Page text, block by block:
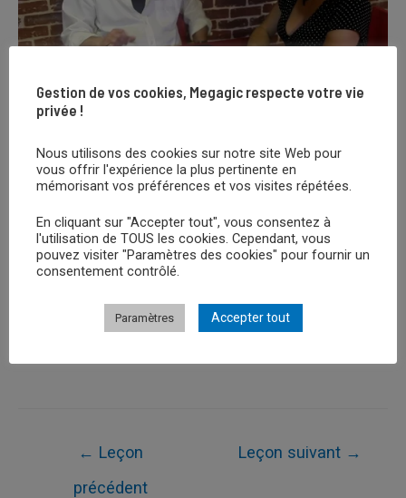
Leçon Précédent
Retour au Cours
Leçon Suivante
← Leçon
précédent
Leçon suivant →
Gestion de vos cookies, Megagic respecte votre vie
privée !
Nous utilisons des cookies sur notre site Web pour
vous offrir l'expérience la plus pertinente en
mémorisant vos préférences et vos visites répétées.
En cliquant sur "Accepter tout", vous consentez à
l'utilisation de TOUS les cookies. Cependant, vous
pouvez visiter "Paramètres des cookies" pour fournir un
consentement contrôlé.
Paramètres Accepter tout